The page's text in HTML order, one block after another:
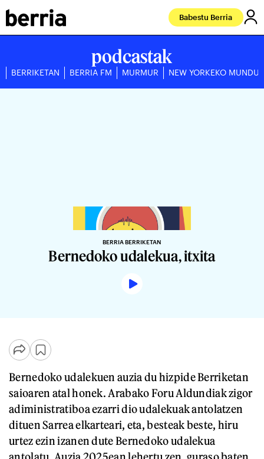
Babestu Berria
podcastak
BERRIKETAN BERRIA FM MURMUR NEW YORKEKO
BERRIA BERRIKETAN
Bernedoko udalekua, itxita
Bernedoko udalekuen auzia du hizpide Berriketan
saioaren atal honek. Arabako Foru Aldundiak zigor
adiministratiboa ezarri dio udalekuak antolatzen
dituen Sarrea elkarteari, eta, besteak beste, hiru
urtez ezin izanen dute Bernedoko udalekua